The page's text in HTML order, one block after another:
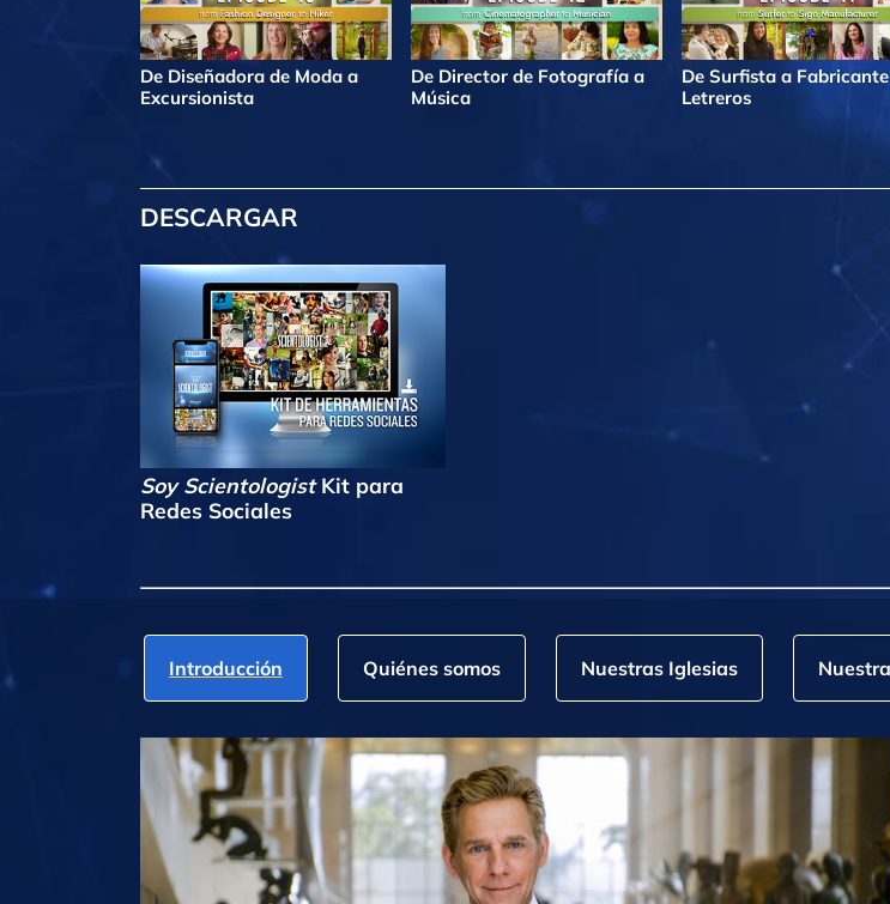
De Diseñadora de Moda a
Excursionista
De Director de Fotografía a
Música
De Surfista a
Letreros
DESCARGAR
Soy ScientologistKit para
Redes Sociales
Introducción Quiénes somos Nuestras Iglesias